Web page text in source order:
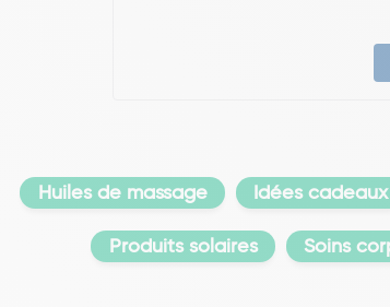
Huiles de massage Idées cadeaux
Produits solaires Soins